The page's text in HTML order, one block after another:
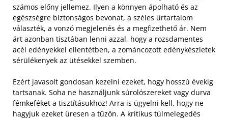
számos előny jellemez. Ilyen a könnyen ápolható és az
egészségre biztonságos bevonat, a széles űrtartalom
választék, a vonzó megjelenés és a megfizethető ár. Nem
árt azonban tisztában lenni azzal, hogy a rozsdamentes
acél edényekkel ellentétben, a zománcozott edénykészletek
sérülékenyek az ütésekkel szemben.
Ezért javasolt gondosan kezelni ezeket, hogy hosszú évekig
tartsanak. Soha ne használjunk súrolószereket vagy durva
fémkeféket a tisztításukhoz! Arra is ügyelni kell, hogy ne
hagyjuk ezeket üresen a tűzön. A kritikus túlmelegedés